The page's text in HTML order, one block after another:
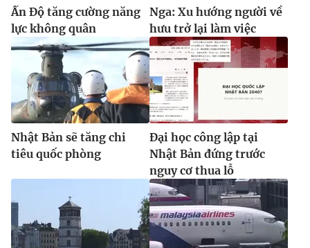
Ấn Độ tăng cường năng
lực không quân
Nga: Xu hướng người về
hưu trở lại làm việc
Nhật Bản sẽ tăng chi
tiêu quốc phòng
Đại học công lập tại
Nhật Bản đứng trước
nguy cơ thua lỗ